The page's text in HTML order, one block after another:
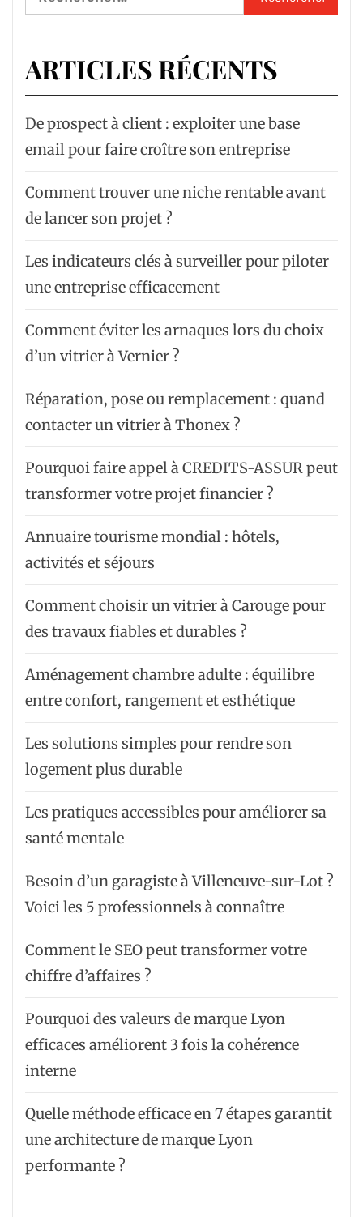
ARTICLES RÉCENTS
De prospect à client : exploiter une base
email pour faire croître son entreprise
Comment trouver une niche rentable avant
de lancer son projet ?
Les indicateurs clés à surveiller pour piloter
une entreprise efficacement
Comment éviter les arnaques lors du choix
d’un vitrier à Vernier ?
Réparation, pose ou remplacement : quand
contacter un vitrier à Thonex ?
Pourquoi faire appel à CREDITS-ASSUR peut
transformer votre projet financier ?
Annuaire tourisme mondial : hôtels,
activités et séjours
Comment choisir un vitrier à Carouge pour
des travaux fiables et durables ?
Aménagement chambre adulte : équilibre
entre confort, rangement et esthétique
Les solutions simples pour rendre son
logement plus durable
Les pratiques accessibles pour améliorer sa
santé mentale
Besoin d’un garagiste à Villeneuve-sur-Lot ?
Voici les 5 professionnels à connaître
Comment le SEO peut transformer votre
chiffre d’affaires ?
Pourquoi des valeurs de marque Lyon
efficaces améliorent 3 fois la cohérence
interne
Quelle méthode efficace en 7 étapes garantit
une architecture de marque Lyon
performante ?